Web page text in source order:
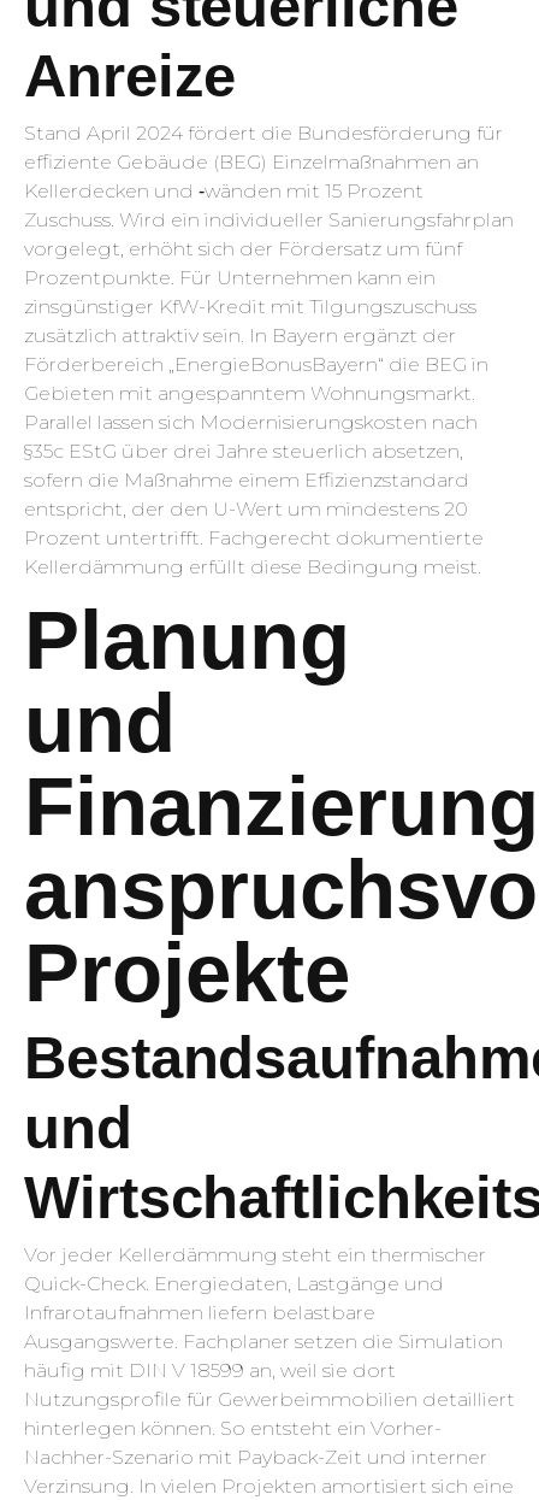
Anreize
Stand April 2024 fördert die Bundesförderung für
effiziente Gebäude (BEG) Einzelmaßnahmen an
Kellerdecken und ‑wänden mit 15 Prozent
Zuschuss. Wird ein individueller Sanierungsfahrplan
vorgelegt, erhöht sich der Fördersatz um fünf
Prozentpunkte. Für Unternehmen kann ein
zinsgünstiger KfW-Kredit mit Tilgungszuschuss
zusätzlich attraktiv sein. In Bayern ergänzt der
Förderbereich „EnergieBonusBayern“ die BEG in
Gebieten mit angespanntem Wohnungsmarkt.
Parallel lassen sich Modernisierungskosten nach
§35c EStG über drei Jahre steuerlich absetzen,
sofern die Maßnahme einem Effizienzstandard
entspricht, der den U-Wert um mindestens 20
Prozent untertrifft. Fachgerecht dokumentierte
Kellerdämmung erfüllt diese Bedingung meist.
Planung
und
Finanzierung
Projekte
und
Vor jeder Kellerdämmung steht ein thermischer
Quick-Check. Energiedaten, Lastgänge und
Infrarotaufnahmen liefern belastbare
Ausgangswerte. Fachplaner setzen die Simulation
häufig mit DIN V 18599 an, weil sie dort
Nutzungsprofile für Gewerbeimmobilien detailliert
hinterlegen können. So entsteht ein Vorher-
Nachher-Szenario mit Payback-Zeit und interner
Verzinsung. In vielen Projekten amortisiert sich eine